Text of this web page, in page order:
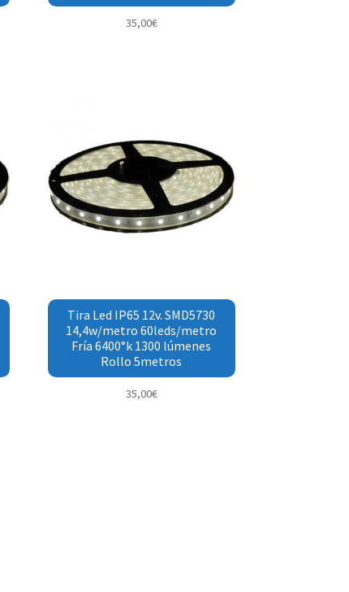
35,00€
Tira Led IP65 12v. SMD5730
14,4w/metro 60leds/metro
Fría 6400°k 1300 lúmenes
Rollo 5metros
35,00€